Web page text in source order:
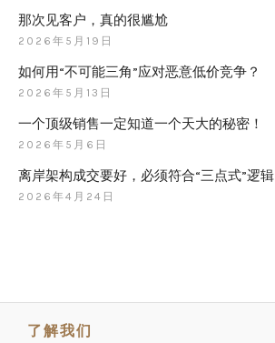
那次见客户，真的很尴尬
2026年5月19日
如何用“不可能三角”应对恶意低价竞争？
2026年5月13日
一个顶级销售一定知道一个天大的秘密！
2026年5月6日
离岸架构成交要好，必须符合“三点式”逻辑
2026年4月24日
了解我们